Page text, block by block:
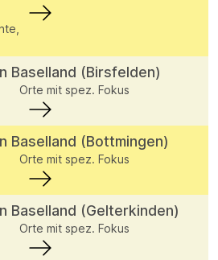
Baselland (Birsfelden)
Orte mit spez. Fokus
Baselland (Bottmingen)
Orte mit spez. Fokus
Baselland (Gelterkinden)
Orte mit spez. Fokus